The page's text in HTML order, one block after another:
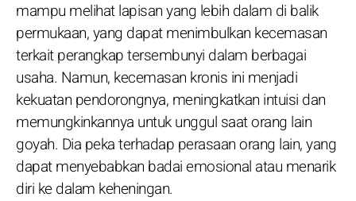
mampu melihat lapisan yang lebih dalam di balik
permukaan, yang dapat menimbulkan kecemasan
terkait perangkap tersembunyi dalam berbagai
usaha. Namun, kecemasan kronis ini menjadi
kekuatan pendorongnya, meningkatkan intuisi dan
memungkinkannya untuk unggul saat orang lain
goyah. Dia peka terhadap perasaan orang lain, yang
dapat menyebabkan badai emosional atau menarik
diri ke dalam keheningan.